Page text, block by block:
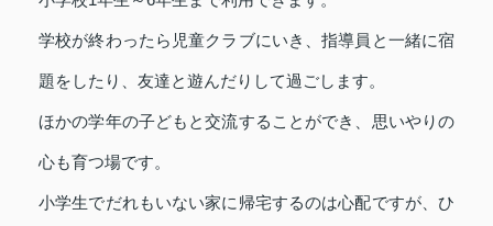
学校が終わったら児童クラブにいき、指導員と一緒に宿
題をしたり、友達と遊んだりして過ごします。
ほかの学年の子どもと交流することができ、思いやりの
心も育つ場です。
小学生でだれもいない家に帰宅するのは心配ですが、ひ